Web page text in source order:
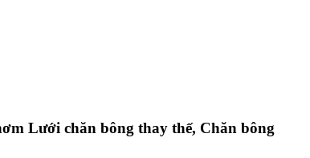
Lưới chăn bông thay thế, Chăn bông